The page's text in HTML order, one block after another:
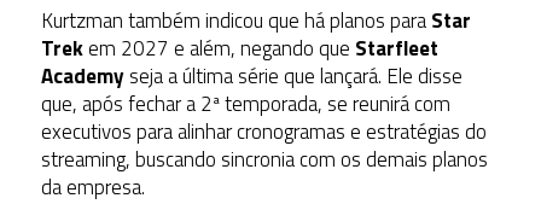
Kurtzman também indicou que há planos paraStar
Trekem 2027 e além, negando que Starfleet
Academyseja a última série que lançará. Ele disse
que, após fechar a 2ª temporada, se reunirá com
executivos para alinhar cronogramas e estratégias do
streaming, buscando sincronia com os demais planos
da empresa.